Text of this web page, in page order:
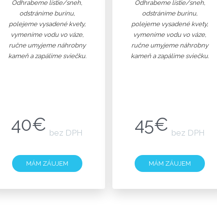
Odhrabeme lístie/sneh,
odstránime burinu,
polejeme vysadené kvety,
vymeníme vodu vo váze,
ručne umyjeme náhrobny
kameň a zapálime sviečku.
40€ bez DPH
MÁM ZÁUJEM
Odhrabeme lístie/sneh,
odstránime burinu,
polejeme vysadené kvety,
vymeníme vodu vo váze,
ručne umyjeme náhrobny
kameň a zapálime sviečku.
45€ bez DPH
MÁM ZÁUJEM